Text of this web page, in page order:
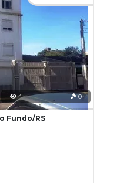
4 0
Fundo/RS